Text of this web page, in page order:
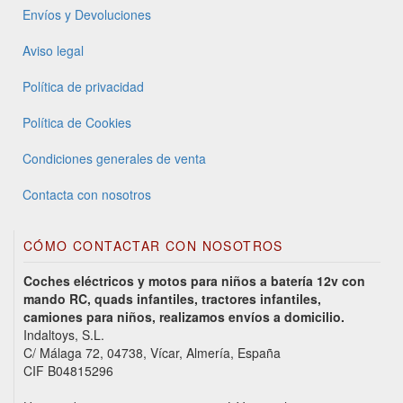
Envíos y Devoluciones
Aviso legal
Política de privacidad
Política de Cookies
Condiciones generales de venta
Contacta con nosotros
CÓMO CONTACTAR CON NOSOTROS
Coches eléctricos y motos para niños a batería 12v con
mando RC, quads infantiles, tractores infantiles,
camiones para niños, realizamos envíos a domicilio.
Indaltoys, S.L.
C/ Málaga 72, 04738, Vícar, Almería, España
CIF B04815296